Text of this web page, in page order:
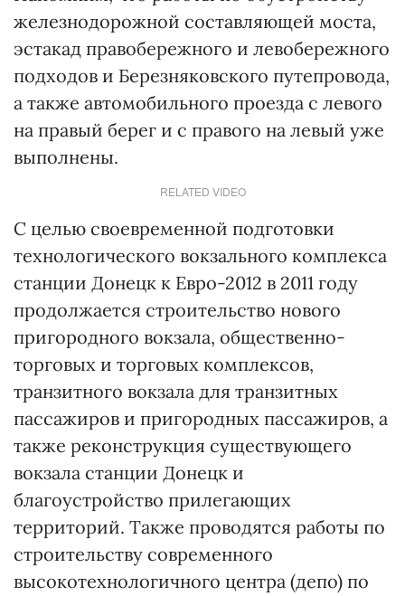
железнодорожной составляющей моста,
эстакад правобережного и левобережного
подходов и Березняковского путепровода,
а также автомобильного проезда с левого
на правый берег и с правого на левый уже
выполнены.
RELATED VIDEO
С целью своевременной подготовки
технологического вокзального комплекса
станции Донецк к Евро-2012 в 2011 году
продолжается строительство нового
пригородного вокзала, общественно-
торговых и торговых комплексов,
транзитного вокзала для транзитных
пассажиров и пригородных пассажиров, а
также реконструкция существующего
вокзала станции Донецк и
благоустройство прилегающих
территорий. Также проводятся работы по
строительству современного
высокотехнологичного центра (депо) по